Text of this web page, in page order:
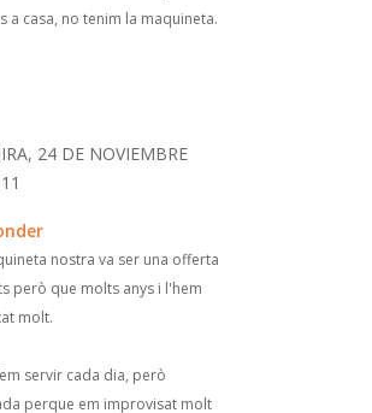
a casa, no tenim la maquineta.
24 DE NOVIEMBRE
nostra va ser una offerta
però que molts anys i l'hem
molt.
servir cada dia, però
perque em improvisat molt